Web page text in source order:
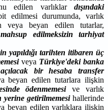
edilen varlıklar dışındaki
edilmesi durumunda, varlık
veya beyan edilen tutarlar,
mahsup edilmeksizin tarhiyat
yapıldığı tarihten itibaren üç
veya Türkiye'deki banka
bir hesaba transfer
beyan edilen tutarlara ilişkin
ödenmemesive varlık
yerine getirilmemesihallerinde
beyan edilen varlıklara ilişkin